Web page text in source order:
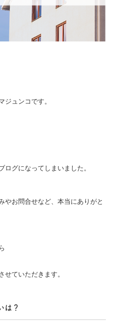
ュンコです。
ログになってしまいました。
やお問合せなど、本当にありがと
せていただきます。
は？